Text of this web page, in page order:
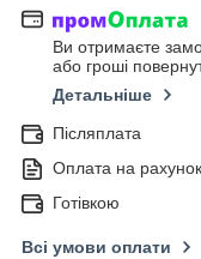
Ви отримаєте
або гроші
Детальніше
Післяплата
Оплата на рахунок
Готівкою
Всі умови оплати